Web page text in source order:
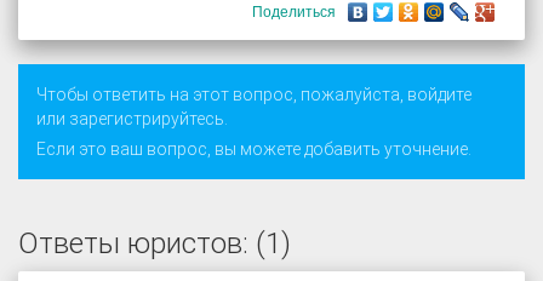
Поделиться
Чтобы ответить на этот вопрос, пожалуйста, войдите
или зарегистрируйтесь.
Если это ваш вопрос, вы можете добавить уточнение.
Ответы юристов: (1)